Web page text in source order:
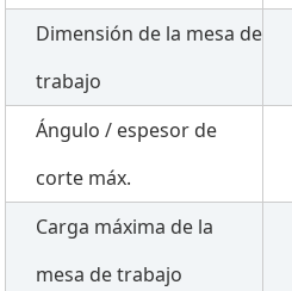
Dimensión de la mesa de
trabajo
Ángulo / espesor de
corte máx.
Carga máxima de la
mesa de trabajo